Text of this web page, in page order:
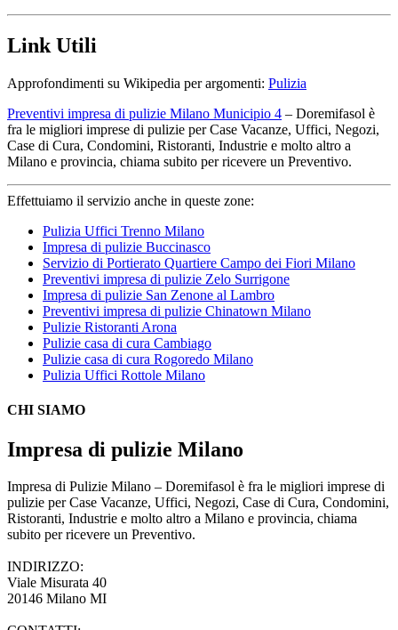
Link Utili
Approfondimenti su Wikipedia per argomenti: Pulizia
Preventivi impresa di pulizie Milano Municipio 4 – Doremifasol è
fra le migliori imprese di pulizie per Case Vacanze, Uffici, Negozi,
Case di Cura, Condomini, Ristoranti, Industrie e molto altro a
Milano e provincia, chiama subito per ricevere un Preventivo.
Effettuiamo il servizio anche in queste zone:
Pulizia Uffici Trenno Milano
Impresa di pulizie Buccinasco
Servizio di Portierato Quartiere Campo dei Fiori Milano
Preventivi impresa di pulizie Zelo Surrigone
Impresa di pulizie San Zenone al Lambro
Preventivi impresa di pulizie Chinatown Milano
Pulizie Ristoranti Arona
Pulizie casa di cura Cambiago
Pulizie casa di cura Rogoredo Milano
Pulizia Uffici Rottole Milano
CHI SIAMO
Impresa di pulizie Milano
Impresa di Pulizie Milano – Doremifasol è fra le migliori imprese di
pulizie per Case Vacanze, Uffici, Negozi, Case di Cura, Condomini,
Ristoranti, Industrie e molto altro a Milano e provincia, chiama
subito per ricevere un Preventivo.
INDIRIZZO:
Viale Misurata 40
20146 Milano MI